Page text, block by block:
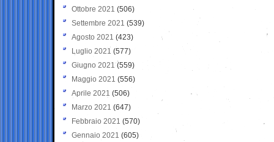
Ottobre 2021 (506)
Settembre 2021 (539)
Agosto 2021 (423)
Luglio 2021 (577)
Giugno 2021(559)
Maggio 2021 (556)
Aprile 2021 (506)
Marzo 2021 (647)
Febbraio 2021 (570)
Gennaio 2021 (605)